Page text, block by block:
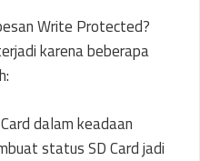
Write Protected?
karena beberapa
dalam keadaan
status SD Card jadi